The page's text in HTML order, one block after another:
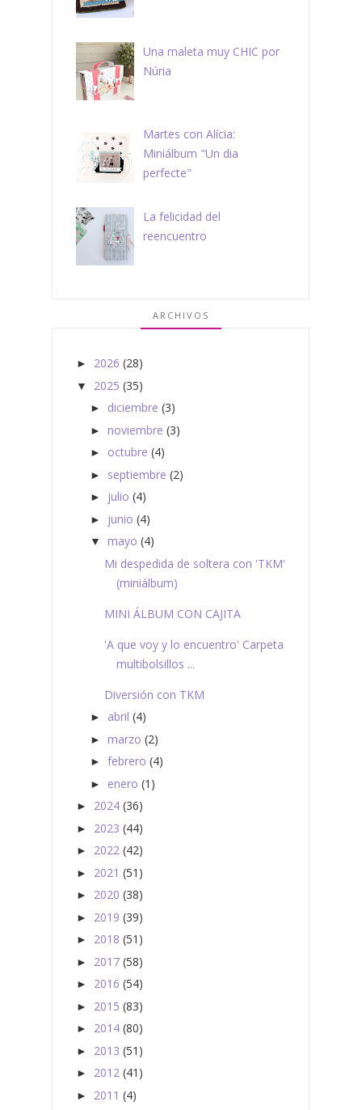
Una maleta muy CHIC por
Núria
Martes con Alícia:
Miniálbum "Un dia
perfecte"
La felicidad del
reencuentro
ARCHIVOS
► 2026 (28)
▼ 2025 (35)
► diciembre (3)
► noviembre (3)
► octubre (4)
► septiembre (2)
► julio (4)
► junio (4)
▼ mayo (4)
Mi despedida de soltera con 'TKM'
(miniálbum)
MINI ÁLBUM CON CAJITA
'A que voy y lo encuentro' Carpeta
multibolsillos ...
Diversión con TKM
► abril (4)
► marzo (2)
► febrero (4)
► enero (1)
► 2024 (36)
► 2023 (44)
► 2022 (42)
► 2021 (51)
► 2020 (38)
► 2019 (39)
► 2018 (51)
► 2017 (58)
► 2016 (54)
► 2015 (83)
► 2014 (80)
► 2013 (51)
► 2012 (41)
► 2011 (4)